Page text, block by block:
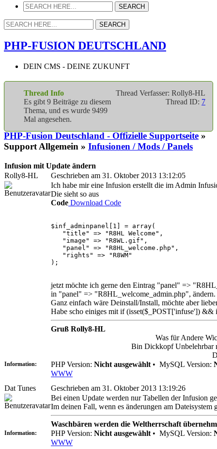
PHP-FUSION DEUTSCHLAND
DEIN CMS - DEINE ZUKUNFT
Thread Verfasser: Rolly8-HL
Thread ID: 7
Thread Info
Es gibt 9 Beiträge zu diesem
Thema, und es wurde 9499
Mal angesehen.
PHP-Fusion Deutschland - Offizielle Supportseite »
Support Allgemein » Infusionen / Mods / Panels
Infusion mit Update ändern
Rolly8-HL
Geschrieben am 31. Oktober 2013 13:12:05
Ich habe mir eine Infusion erstellt die im Admin
Die sieht so aus
Code Download Code
$inf_adminpanel[1] = array(
"title" => "R8HL Welcome",
"image" => "R8WL.gif",
"panel" => "R8HL_welcome.php",
"rights" => "R8WM"
);
jetzt möchte ich gerne den Eintrag "panel" =>
in "panel" => "R8HL_welcome_admin.php", ändern.
Ganz einfach wäre Deinstall/Install, möchte aber
Habe scho einiges mit if (isset($_POST['infuse'])
Gruß Rolly8-HL
Was für Andere
Bin Dickkopf Unbelehrbar
Information: PHP Version: Nicht ausgewählt • MySQL Version:
WWW
Dat Tunes
Geschrieben am 31. Oktober 2013 13:19:26
Bei einen Update werden nur Tabellen der Infusion
Im deinen Fall, wenn es änderungen am
Waschbären werden die Weltherrschaft
Information: PHP Version: Nicht ausgewählt • MySQL Version:
WWW